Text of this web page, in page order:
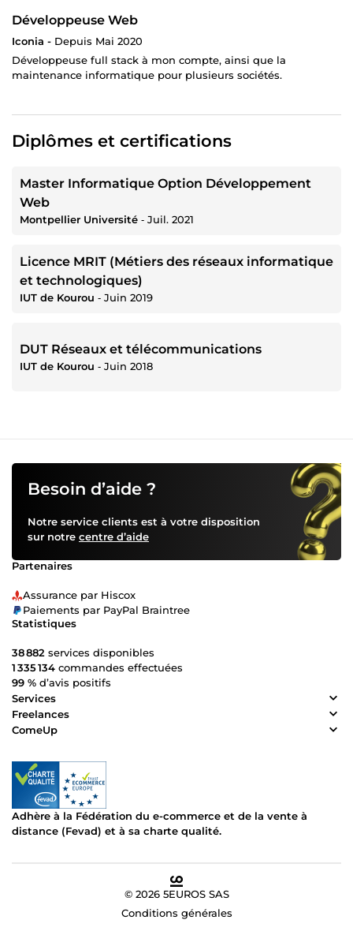
Développeuse Web
Iconia - Depuis Mai 2020
Développeuse full stack à mon compte, ainsi que la
maintenance informatique pour plusieurs sociétés.
Diplômes et certifications
Master Informatique Option Développement
Web
Montpellier Université ‐ Juil. 2021
Licence MRIT (Métiers des réseaux informatique
et technologiques)
IUT de Kourou ‐ Juin 2019
DUT Réseaux et télécommunications
IUT de Kourou ‐ Juin 2018
Besoin d’aide ?
Notre service clients est à votre disposition
sur notre centre d’aide
Partenaires
Assurance par Hiscox
Paiements par PayPal Braintree
Statistiques
38 882 services disponibles
1 335 134 commandes effectuées
99 % d’avis positifs
Services
Freelances
ComeUp
Adhère à la Fédération du e-commerce et de la vente à
distance (Fevad) et à sa charte qualité.
© 2026 5EUROS SAS
Conditions générales